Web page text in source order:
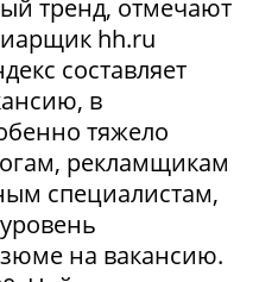
тренд, отмечают
hh.ru
составляет
в
тяжело
рекламщикам
специалистам,
на вакансию.